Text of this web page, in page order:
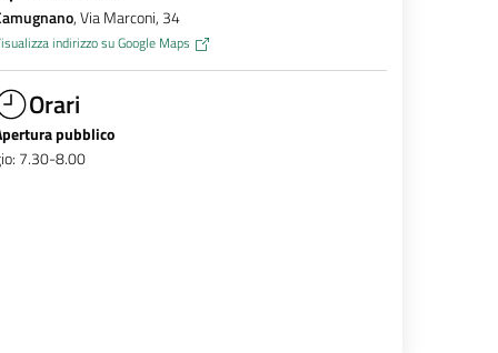
, Via Marconi, 34
indirizzo su Google Maps
Orari
pubblico
7.30-8.00